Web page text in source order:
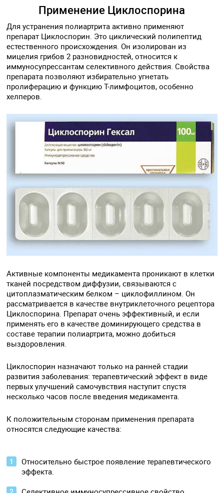
Применение Циклоспорина
Для устранения полиартрита активно применяют
препарат Циклоспорин. Это циклический полипептид
естественного происхождения. Он изолирован из
мицелия грибов 2 разновидностей, относится к
иммуносупрессантам селективного действия. Свойства
препарата позволяют избирательно угнетать
пролиферацию и функцию T-лимфоцитов, особенно
хелперов.
Активные компоненты медикамента проникают в клетки
тканей посредством диффузии, связываются с
цитоплазматическим белком – циклофиллином. Он
рассматривается в качестве внутриклеточного рецептора
Циклоспорина. Препарат очень эффективный, и если
применять его в качестве доминирующего средства в
составе терапии полиартрита, можно добиться
выздоровления.
Циклоспорин назначают только на ранней стадии
развития заболевания: терапевтический эффект в виде
первых улучшений самочувствия наступит спустя
несколько часов после введения медикамента.
К положительным сторонам применения препарата
относятся следующие качества:
Относительно быстрое появление терапевтического
эффекта.